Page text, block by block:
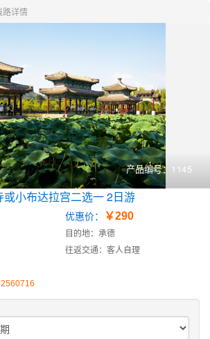
路详情
产品编号：1145
小布达拉宫二选一 2日游
优惠价： ￥290
目的地：承德
往返交通：客人自理